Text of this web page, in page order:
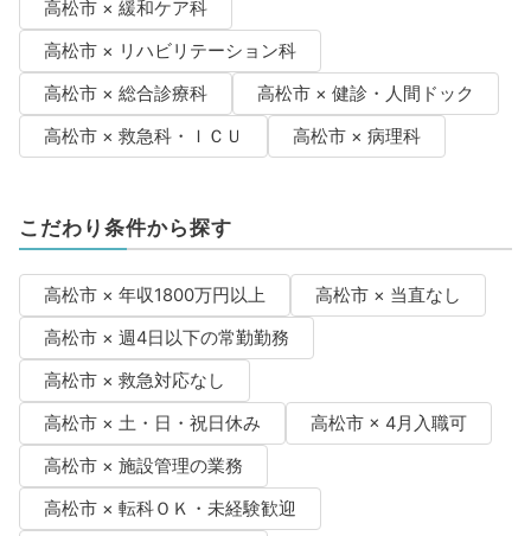
高松市 × 緩和ケア科
高松市 × リハビリテーション科
高松市 × 総合診療科
高松市 × 健診・人間ドック
高松市 × 救急科・ＩＣＵ
高松市 × 病理科
こだわり条件から探す
高松市 × 年収1800万円以上
高松市 × 当直なし
高松市 × 週4日以下の常勤勤務
高松市 × 救急対応なし
高松市 × 土・日・祝日休み
高松市 × 4月入職可
高松市 × 施設管理の業務
高松市 × 転科ＯＫ・未経験歓迎